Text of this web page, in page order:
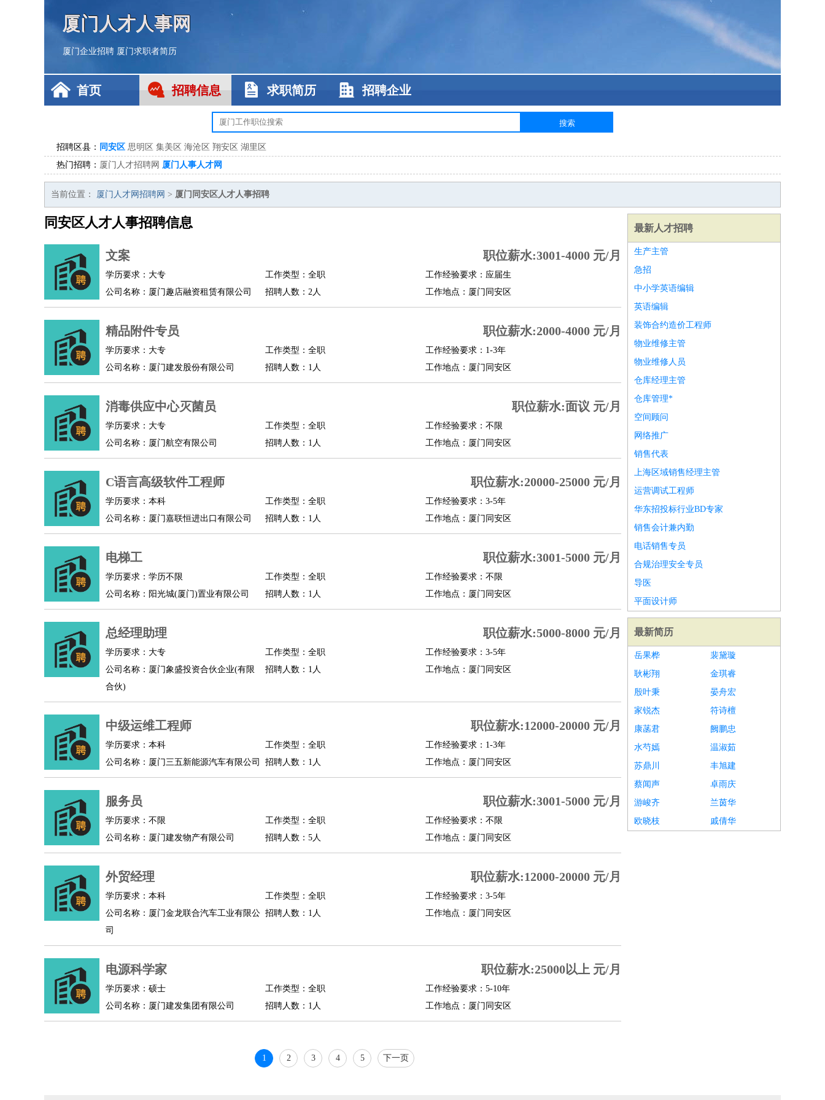
厦门人才人事网
厦门企业招聘 厦门求职者简历
首页 招聘信息 求职简历 招聘企业
招聘区县： 同安区 思明区 集美区 海沧区 翔安区 湖里区
热门招聘： 厦门人才招聘网 厦门人事人才网
当前位置： 厦门人才网招聘网 > 厦门同安区人才人事招聘
同安区人才人事招聘信息
文案 职位薪水:3001-4000 元/月
学历要求：大专 工作类型：全职
工作经验要求：应届生
公司名称：厦门趣店融资租赁有限公司
招聘人数：2人 工作地点：厦门同安区
精品附件专员 职位薪水:2000-4000 元/月
学历要求：大专 工作类型：全职
工作经验要求：1-3年
公司名称：厦门建发股份有限公司
招聘人数：1人 工作地点：厦门同安区
消毒供应中心灭菌员 职位薪水:面议 元/月
学历要求：大专 工作类型：全职
工作经验要求：不限
公司名称：厦门航空有限公司
招聘人数：1人 工作地点：厦门同安区
C语言高级软件工程师 职位薪水:20000-25000 元/月
学历要求：本科 工作类型：全职
工作经验要求：3-5年
公司名称：厦门嘉联恒进出口有限公司
招聘人数：1人 工作地点：厦门同安区
电梯工 职位薪水:3001-5000 元/月
学历要求：学历不限 工作类型：全职
工作经验要求：不限
公司名称：阳光城(厦门)置业有限公司
招聘人数：1人 工作地点：厦门同安区
总经理助理 职位薪水:5000-8000 元/月
学历要求：大专 工作类型：全职
工作经验要求：3-5年
公司名称：厦门象盛投资合伙企业(有限
合伙)
招聘人数：1人 工作地点：厦门同安区
中级运维工程师 职位薪水:12000-20000 元/月
学历要求：本科 工作类型：全职
工作经验要求：1-3年
公司名称：厦门三五新能源汽车有限公司
招聘人数：1人 工作地点：厦门同安区
服务员 职位薪水:3001-5000 元/月
学历要求：不限 工作类型：全职
工作经验要求：不限
公司名称：厦门建发物产有限公司
招聘人数：5人 工作地点：厦门同安区
外贸经理 职位薪水:12000-20000 元/月
学历要求：本科 工作类型：全职
工作经验要求：3-5年
公司名称：厦门金龙联合汽车工业有限公
司
招聘人数：1人 工作地点：厦门同安区
电源科学家 职位薪水:25000以上 元/月
学历要求：硕士 工作类型：全职
工作经验要求：5-10年
公司名称：厦门建发集团有限公司
招聘人数：1人 工作地点：厦门同安区
1 2 3 4 5 下一页
最新人才招聘
生产主管
急招
中小学英语编辑
英语编辑
装饰合约造价工程师
物业维修主管
物业维修人员
仓库经理主管
仓库管理*
空间顾问
网络推广
销售代表
上海区域销售经理主管
运营调试工程师
华东招投标行业BD专家
销售会计兼内勤
电话销售专员
合规治理安全专员
导医
平面设计师
最新简历
岳果桦
裴黛璇
耿彬翔
金琪睿
殷叶秉
晏舟宏
家锐杰
符诗檀
康菡君
阙鹏忠
水芍嫣
温淑茹
苏鼎川
丰旭建
蔡闻声
卓雨庆
游峻齐
兰茵华
欧晓枝
戚倩华